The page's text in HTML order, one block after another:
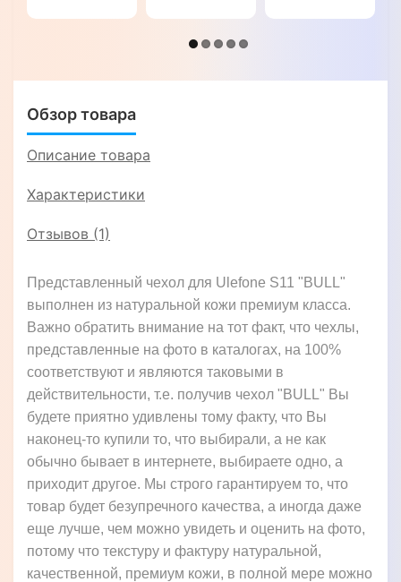
HEAD"
кожи для
"GENUINE
Обзор товара
Описание товара
Характеристики
Отзывов (1)
Представленный чехол для Ulefone S11 "BULL"
выполнен из натуральной кожи премиум класса.
Важно обратить внимание на тот факт, что чехлы,
представленные на фото в каталогах, на 100%
соответствуют и являются таковыми в
действительности, т.е. получив чехол "BULL" Вы
будете приятно удивлены тому факту, что Вы
наконец-то купили то, что выбирали, а не как
обычно бывает в интернете, выбираете одно, а
приходит другое. Мы строго гарантируем то, что
товар будет безупречного качества, а иногда даже
еще лучше, чем можно увидеть и оценить на фото,
потому что текстуру и фактуру натуральной,
качественной, премиум кожи, в полной мере можно